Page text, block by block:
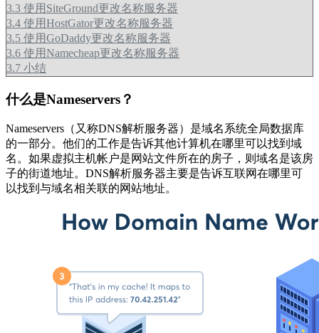
3.3 使用SiteGround更改名称服务器
3.4 使用HostGator更改名称服务器
3.5 使用GoDaddy更改名称服务器
3.6 使用Namecheap更改名称服务器
3.7 小结
什么是Nameservers？
Nameservers（又称DNS解析服务器）是域名系统全局数据库
的一部分。他们的工作是告诉其他计算机在哪里可以找到域
名。如果虚拟主机帐户是网站文件所在的房子，则域名是该房
子的街道地址。DNS解析服务器主要是告诉互联网在哪里可
以找到与域名相关联的网站地址。